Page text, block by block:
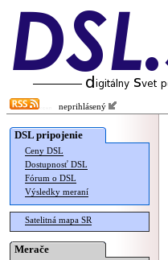
neprihlásený
DSL pripojenie
Ceny DSL
Dostupnosť DSL
Fórum o DSL
Výsledky meraní
Satelitná mapa SR
Merače